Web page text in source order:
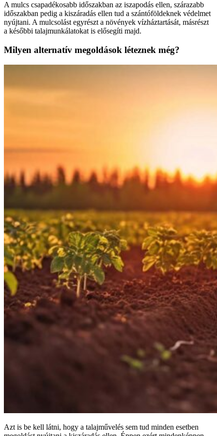
A mulcs csapadékosabb időszakban az iszapodás ellen, szárazabb
időszakban pedig a kiszáradás ellen tud a szántóföldeknek védelmet
nyújtani. A mulcsolást egyrészt a növények vízháztartását, másrészt
a későbbi talajmunkálatokat is elősegíti majd.
Milyen alternatív megoldások léteznek még?
Azt is be kell látni, hogy a talajművelés sem tud minden esetben